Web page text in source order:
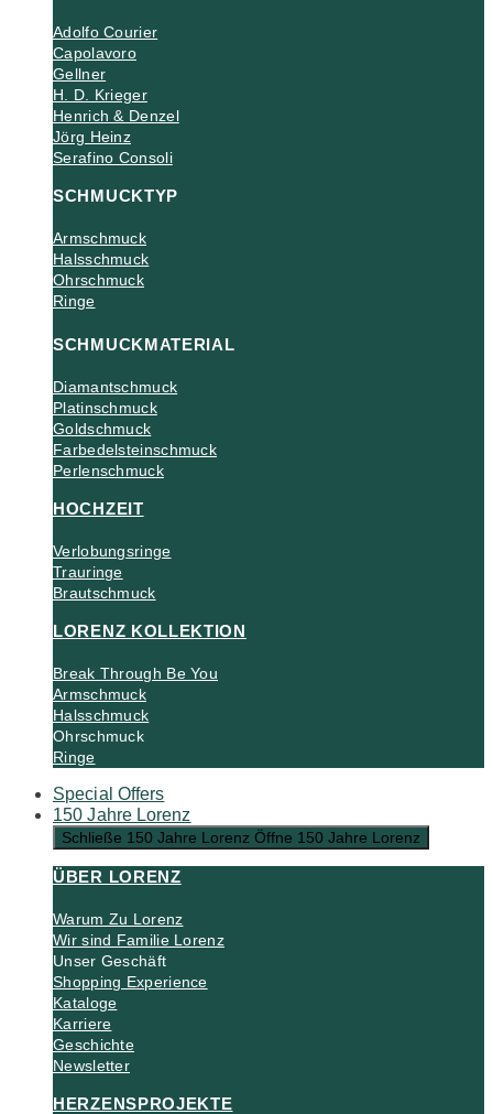
Adolfo Courier
Capolavoro
Gellner
H. D. Krieger
Henrich & Denzel
Jörg Heinz
Serafino Consoli
SCHMUCKTYP
Armschmuck
Halsschmuck
Ohrschmuck
Ringe
SCHMUCKMATERIAL
Diamantschmuck
Platinschmuck
Goldschmuck
Farbedelsteinschmuck
Perlenschmuck
HOCHZEIT
Verlobungsringe
Trauringe
Brautschmuck
LORENZ KOLLEKTION
Break Through Be You
Armschmuck
Halsschmuck
Ohrschmuck
Ringe
Special Offers
150 Jahre Lorenz
Schließe 150 Jahre Lorenz Öffne 150 Jahre Lorenz
ÜBER LORENZ
Warum Zu Lorenz
Wir sind Familie Lorenz
Unser Geschäft
Shopping Experience
Kataloge
Karriere
Geschichte
Newsletter
HERZENSPROJEKTE